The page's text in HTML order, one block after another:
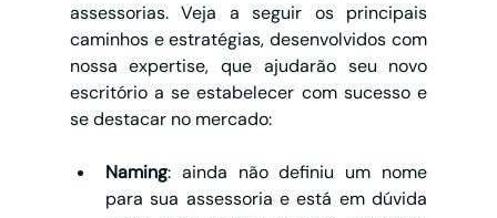
assessorias. Veja a seguir os principais
caminhos e estratégias, desenvolvidos com
nossa expertise, que ajudarão seu novo
escritório a se estabelecer com sucesso e
se destacar no mercado:
Naming: ainda não definiu um nome
para sua assessoria e está em dúvida